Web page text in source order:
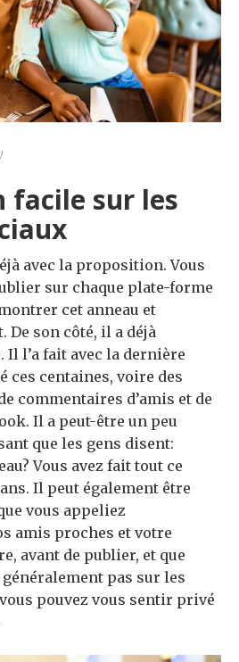
facile sur les
avec la proposition. Vous
sur chaque plate-forme
cet anneau et
De son côté, il a déjà
Il l’a fait avec la dernière
ces centaines, voire des
commentaires d’amis et de
Il a peut-être un peu
que les gens disent:
Vous avez fait tout ce
Il peut également être
vous appeliez
amis proches et votre
avant de publier, et que
pas sur les
pouvez vous sentir privé